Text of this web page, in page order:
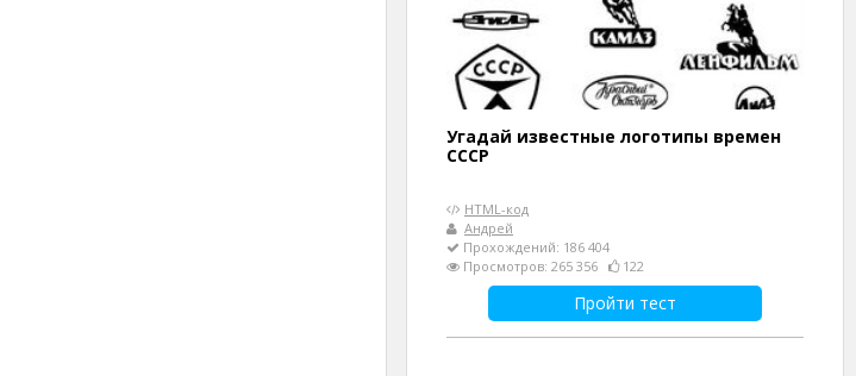
Угадай известные логотипы времен
СССР
HTML-код
Андрей
Прохождений: 186 404
Просмотров: 265 356
122
Пройти тест